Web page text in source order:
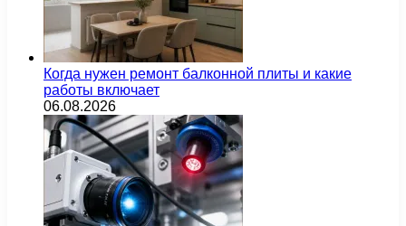
Когда нужен ремонт балконной плиты и какие
работы включает
06.08.2026